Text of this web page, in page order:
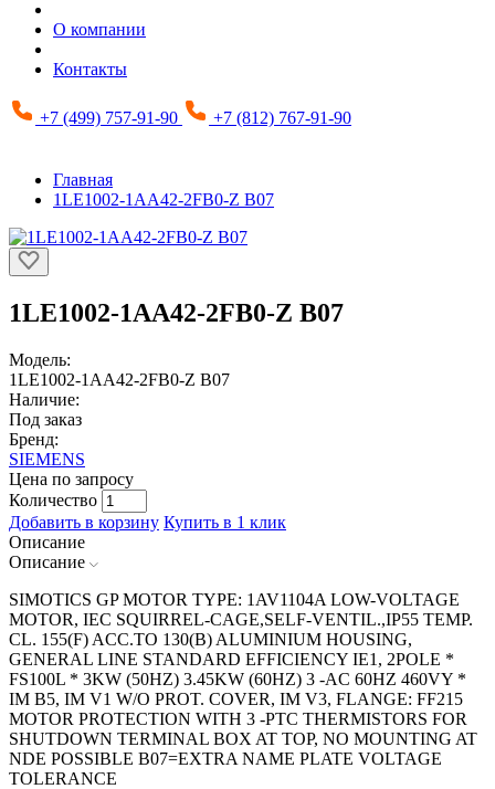
О компании
Контакты
+7 (499) 757-91-90 +7 (812) 767-91-90
Главная
1LE1002-1AA42-2FB0-Z B07
1LE1002-1AA42-2FB0-Z B07
Модель:
1LE1002-1AA42-2FB0-Z B07
Наличие:
Под заказ
Бренд:
SIEMENS
Цена по запросу
Количество
Добавить в корзину Купить в 1 клик
Описание
Описание
SIMOTICS GP MOTOR TYPE: 1AV1104A LOW-VOLTAGE
MOTOR, IEC SQUIRREL-CAGE,SELF-VENTIL.,IP55 TEMP.
CL. 155(F) ACC.TO 130(B) ALUMINIUM HOUSING,
GENERAL LINE STANDARD EFFICIENCY IE1, 2POLE *
FS100L * 3KW (50HZ) 3.45KW (60HZ) 3 -AC 60HZ 460VY *
IM B5, IM V1 W/O PROT. COVER, IM V3, FLANGE: FF215
MOTOR PROTECTION WITH 3 -PTC THERMISTORS FOR
SHUTDOWN TERMINAL BOX AT TOP, NO MOUNTING AT
NDE POSSIBLE B07=EXTRA NAME PLATE VOLTAGE
TOLERANCE